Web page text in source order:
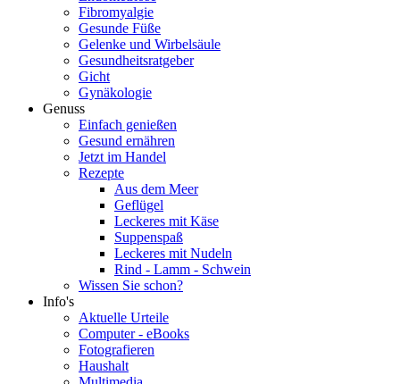
Fibromyalgie
Gesunde Füße
Gelenke und Wirbelsäule
Gesundheitsratgeber
Gicht
Gynäkologie
Genuss
Einfach genießen
Gesund ernähren
Jetzt im Handel
Rezepte
Aus dem Meer
Geflügel
Leckeres mit Käse
Suppenspaß
Leckeres mit Nudeln
Rind - Lamm - Schwein
Wissen Sie schon?
Info's
Aktuelle Urteile
Computer - eBooks
Fotografieren
Haushalt